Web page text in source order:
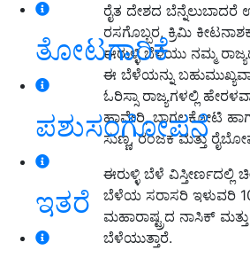
ತೋಟಗಾರಿಕೆ
ಪಶುಸಂಗೋಪನೆ
ಇತರೆ
ರೈತ ದೇಶದ
ರಸಗೊಬ್ಬರ, ಕ್ರಿಮಿ
ಈರುಳ್ಳಿ ಬೆಳೆಯು ನಮ್ಮ
ಈ ಬೆಳೆಯನ್ನು
ಓರಿಸ್ಸಾ ರಾಜ್ಯಗಳಲ್ಲಿ
ಹಾವೇರಿ, ಬಾಗಲಕೋಟಿ
ಸುಣ್ಣ, ರಂಜಕ ಮತ್ತು
ಈರುಳ್ಳಿ ಬೆಳೆ ವಿಸ್ತೀರ್ಣದಲ್ಲಿ
ಬೆಳೆಯ ಸರಾಸರಿ ಇಳುವರಿ
ಮಹಾರಾಷ್ಟ್ರದ ನಾಸಿಕ್
ಬೆಳೆಯುತ್ತಾರೆ.